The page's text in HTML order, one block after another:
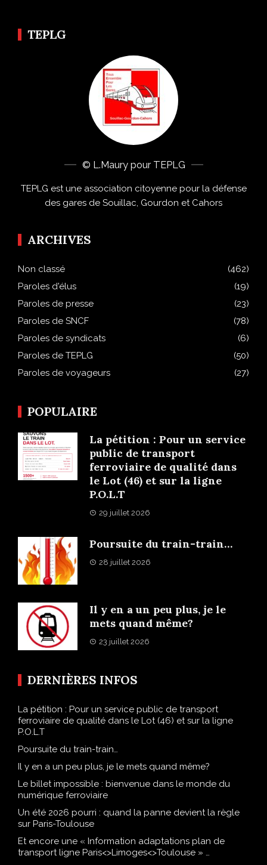
TEPLG
© L.Maury pour TEPLG
TEPLG est une association citoyenne pour la défense
des gares de Souillac, Gourdon et Cahors
ARCHIVES
Non classé
(462)
Paroles d'élus
(19)
Paroles de presse
(23)
Paroles de SNCF
(78)
Paroles de syndicats
(6)
Paroles de TEPLG
(50)
Paroles de voyageurs
(27)
POPULAIRE
La pétition : Pour un service
public de transport
ferroviaire de qualité dans
le Lot (46) et sur la ligne
P.O.L.T
29 juillet 2026
Poursuite du train-train…
28 juillet 2026
Il y en a un peu plus, je le
mets quand même?
23 juillet 2026
DERNIÈRES INFOS
La pétition : Pour un service public de transport
ferroviaire de qualité dans le Lot (46) et sur la ligne
P.O.L.T
Poursuite du train-train…
Il y en a un peu plus, je le mets quand même?
Le billet impossible : bienvenue dans le monde du
numérique ferroviaire
Un été 2026 pourri : quand la panne devient la règle
sur Paris-Toulouse
Et encore une « Information adaptations plan de
transport ligne Paris<>Limoges<>Toulouse » …